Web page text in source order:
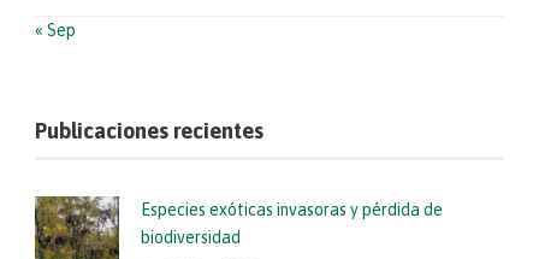
« Sep
Publicaciones recientes
Especies exóticas invasoras y pérdida de
biodiversidad